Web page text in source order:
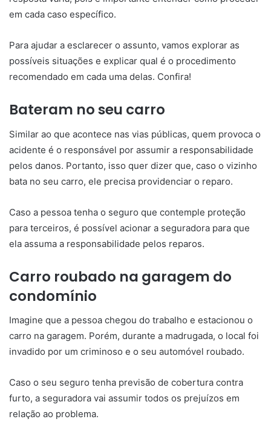
em cada caso específico.
Para ajudar a esclarecer o assunto, vamos explorar as
possíveis situações e explicar qual é o procedimento
recomendado em cada uma delas. Confira!
Bateram no seu carro
Similar ao que acontece nas vias públicas, quem provoca o
acidente é o responsável por assumir a responsabilidade
pelos danos. Portanto, isso quer dizer que, caso o vizinho
bata no seu carro, ele precisa providenciar o reparo.
Caso a pessoa tenha o seguro que contemple proteção
para terceiros, é possível acionar a seguradora para que
ela assuma a responsabilidade pelos reparos.
Carro roubado na garagem do
condomínio
Imagine que a pessoa chegou do trabalho e estacionou o
carro na garagem. Porém, durante a madrugada, o local foi
invadido por um criminoso e o seu automóvel roubado.
Caso o seu seguro tenha previsão de cobertura contra
furto, a seguradora vai assumir todos os prejuízos em
relação ao problema.